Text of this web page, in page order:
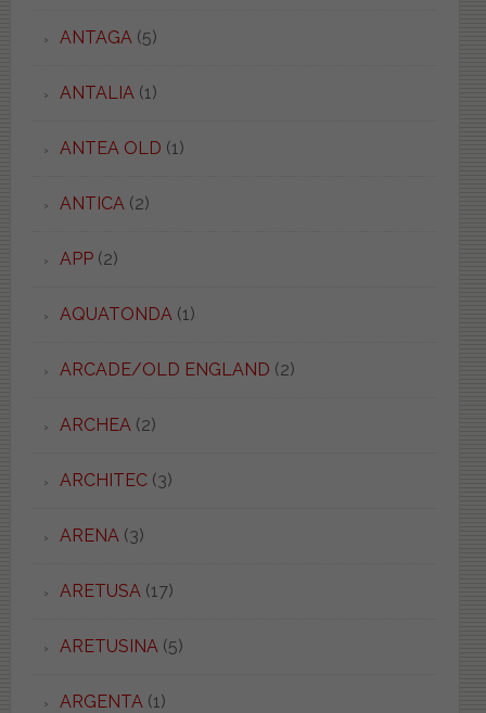
ANTAGA (5)
ANTALIA (1)
ANTEA OLD (1)
ANTICA (2)
APP(2)
AQUATONDA (1)
ARCADE/OLD ENGLAND (2)
ARCHEA (2)
ARCHITEC(3)
ARENA (3)
ARETUSA (17)
ARETUSINA (5)
ARGENTA (1)